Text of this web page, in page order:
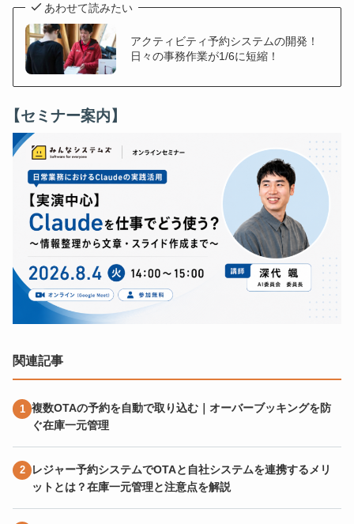
あわせて読みたい
アクティビティ予約システムの開発！
日々の事務作業が1/6に短縮！
【セミナー案内】
関連記事
複数OTAの予約を自動で取り込む｜オーバーブッキングを防
ぐ在庫一元管理
レジャー予約システムでOTAと自社システムを連携するメリ
ットとは？在庫一元管理と注意点を解説